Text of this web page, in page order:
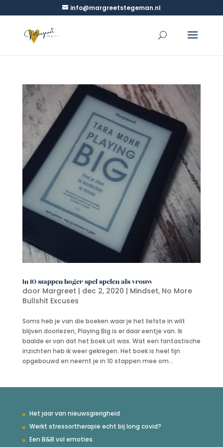
info@margreetstegeman.nl
In 10 stappen hoger spel spelen als vrouw
door Margreet | dec 2, 2020 | Mindset, No More
Bullshit Excuses
Soms heb je van die boeken waar je het liefste in wilt
blijven doorlezen, Playing Big is er daar eentje van. Ik
baalde er van dat het boek uit was. Wat een fantastische
inzichten heb ik weer gekregen. Het boek is heel fijn
opgebouwd en neemt je in 10 stappen mee om...
Het jaar van nieuwsgierigheid
Werkt stressortherapie echt bij long covid?
Een B&B vol emoties